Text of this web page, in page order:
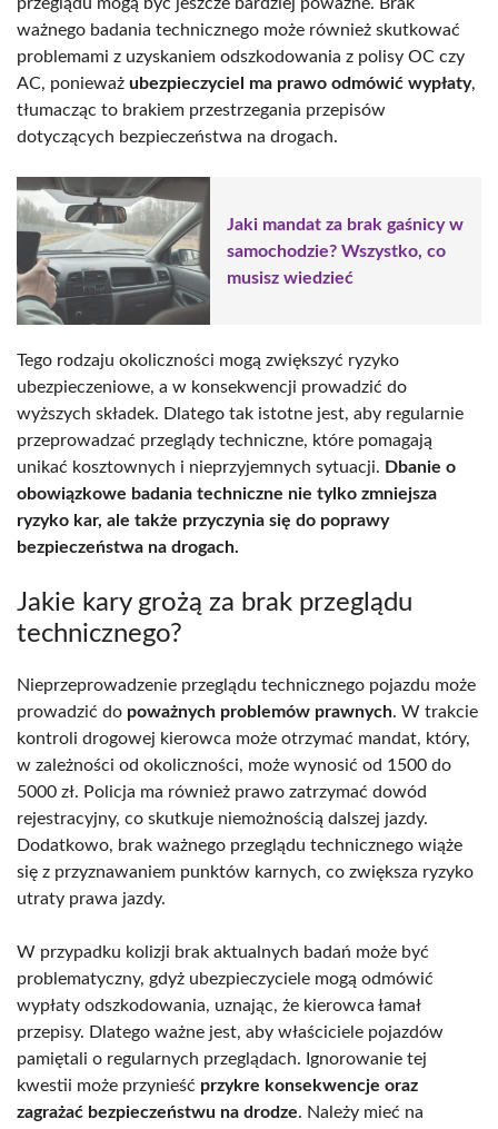
przeglądu mogą być jeszcze bardziej poważne. Brak
ważnego badania technicznego może również skutkować
problemami z uzyskaniem odszkodowania z polisy OC czy
AC, ponieważ ubezpieczyciel ma prawo odmówić wypłaty,
tłumacząc to brakiem przestrzegania przepisów
dotyczących bezpieczeństwa na drogach.
Jaki mandat za brak gaśnicy w
samochodzie? Wszystko, co
musisz wiedzieć
Tego rodzaju okoliczności mogą zwiększyć ryzyko
ubezpieczeniowe, a w konsekwencji prowadzić do
wyższych składek. Dlatego tak istotne jest, aby regularnie
przeprowadzać przeglądy techniczne, które pomagają
unikać kosztownych i nieprzyjemnych sytuacji. Dbanie o
obowiązkowe badania techniczne nie tylko zmniejsza
ryzyko kar, ale także przyczynia się do poprawy
bezpieczeństwa na drogach.
Jakie kary grożą za brak przeglądu
technicznego?
Nieprzeprowadzenie przeglądu technicznego pojazdu może
prowadzić do poważnych problemów prawnych. W trakcie
kontroli drogowej kierowca może otrzymać mandat, który,
w zależności od okoliczności, może wynosić od 1500 do
5000 zł. Policja ma również prawo zatrzymać dowód
rejestracyjny, co skutkuje niemożnością dalszej jazdy.
Dodatkowo, brak ważnego przeglądu technicznego wiąże
się z przyznawaniem punktów karnych, co zwiększa ryzyko
utraty prawa jazdy.
W przypadku kolizji brak aktualnych badań może być
problematyczny, gdyż ubezpieczyciele mogą odmówić
wypłaty odszkodowania, uznając, że kierowca łamał
przepisy. Dlatego ważne jest, aby właściciele pojazdów
pamiętali o regularnych przeglądach. Ignorowanie tej
kwestii może przynieść przykre konsekwencje oraz
zagrażać bezpieczeństwu na drodze. Należy mieć na